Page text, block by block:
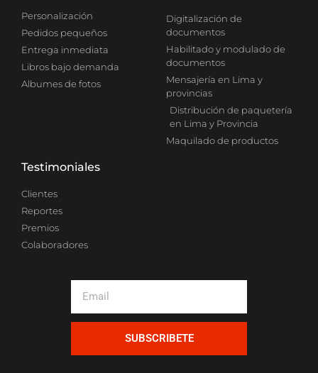
Personalización
Pedidos pequeños
Entrega inmediata
Libros bajo demanda
Albumes de fotos
Digitalización de
documentos
Habilitado y modulado de
documentos
Mensajería en Lima y
provincias
Distribución de paquetería
en Lima y Provincia
Maquilado de productos
Testimoniales
Clientes
Reportes
Premios
Colaboradores
SUBSCRIBETE